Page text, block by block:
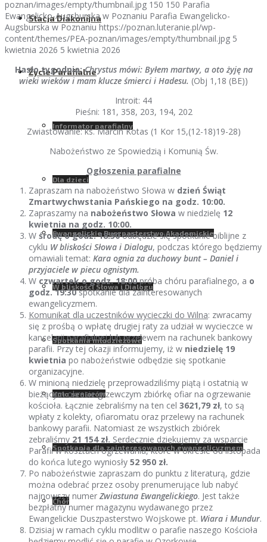
Stacja Diakonijna
Życie Parafialne
Informator parafialny
Dla dzieci
Ewangelickie Duszpasterstwo Akademickie
W bliskości Słowa i Dialogu
Spotkania młodzieżowe
Koło seniorów
Spotkania dla zainteresowanych ewangelicyzmem
Chór
poznan/images/empty/thumbnail.jpg 150 150 Parafia
Ewangelicko-Augsburska w Poznaniu Parafia Ewangelicko-
Augsburska w Poznaniu https://poznan.luteranie.pl/wp-
content/themes/PEA-poznan/images/empty/thumbnail.jpg 5
kwietnia 2026 5 kwietnia 2026
Hasło tygodnia: Chrystus mówi: Byłem martwy, a oto żyję na
wieki wieków i mam klucze śmierci i Hadesu. (Obj 1,18 (BE))
Introit: 44
Pieśni: 181, 358, 203, 194, 202
Zwiastowanie: ks. Marcin Kotas (1 Kor 15,(12-18)19-28)
Nabożeństwo ze Spowiedzią i Komunią Św.
Ogłoszenia parafialne
Zapraszam na nabożeństwo Słowa w dzień Świąt
Zmartwychwstania Pańskiego na godz. 10:00.
Zapraszamy na nabożeństwo Słowa w niedzielę 12
kwietnia na godz. 10:00.
W środę o godz. 18:30odbędzie się spotkanie biblijne z
cyklu W bliskości Słowa i Dialogu, podczas którego będziemy
omawiali temat: Kara ognia za duchowy bunt – Daniel i
przyjaciele w piecu ognistym.
W czwartek o godz. 18:00próba chóru parafialnego, a o
godz. 19:30spotkanie dla zainteresowanych
ewangelicyzmem.
Komunikat dla uczestników wycieczki do Wilna: zwracamy
się z prośbą o wpłatę drugiej raty za udział w wycieczce w
kancelarii parafialnej lub przelewem na rachunek bankowy
parafii. Przy tej okazji informujemy, iż w niedzielę 19
kwietnia po nabożeństwie odbędzie się spotkanie
organizacyjne.
W minioną niedzielę przeprowadziliśmy piątą i ostatnią w
bieżącym okresie grzewczym zbiórkę ofiar na ogrzewanie
kościoła. Łącznie zebraliśmy na ten cel 3621,79 zł, to są
wpłaty z kolekty, ofiaromatu oraz przelewy na rachunek
bankowy parafii. Natomiast ze wszystkich zbiórek
zebraliśmy 21 154 zł. Serdecznie dziękujemy za wsparcie
Parafii w kosztach ogrzewania, które w okresie od listopada
do końca lutego wyniosły 52 950 zł.
Po nabożeństwie zapraszam do punktu z literaturą, gdzie
można odebrać przez osoby prenumerujące lub nabyć
najnowszy numer Zwiastuna Ewangelickiego. Jest także
bezpłatny numer magazynu wydawanego przez
Ewangelickie Duszpasterstwo Wojskowe pt. Wiara i Mundur.
Dzisiaj w ramach cyklu modlitw o parafie naszego Kościoła